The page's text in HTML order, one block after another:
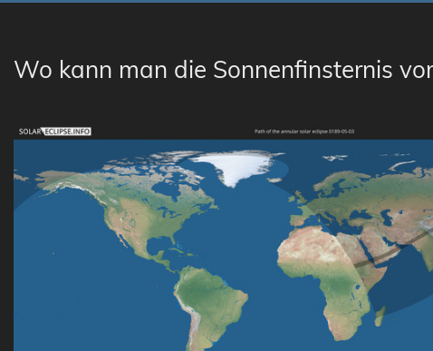
Wo kann man die Sonnenfinsternis